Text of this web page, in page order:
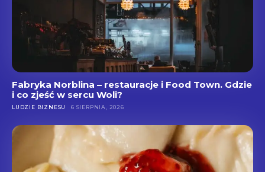
Fabryka Norblina – restauracje i Food Town. Gdzie
i co zjeść w sercu Woli?
LUDZIE BIZNESU 6 SIERPNIA, 2026